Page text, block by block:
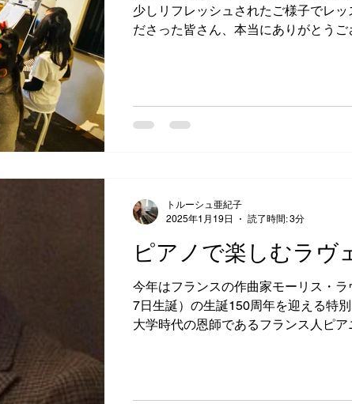
少しリフレッシュされたご様子でレッ
ださった皆さん、本当にありがとう
とがとても嬉しかったです。ピアノ
全員のQOL（生活の質）の向上に、
楽の本質をより深く、豊かに感じ合っ
ています。 さて、教室のピアノにつ
せです。 先月、普段生徒の皆様が弾
ピアノを、専門の方に丸2日間かけて
だきました。 ハンマー、アクション
隅々まで見直し、音色もタッチも見
かに甦りました。 「弾きやすくなっ
がった」と好評をいただいてい
ピアノで楽しむラヴ
今年はフランスの作曲家モーリス・ラ
7日生誕）の生誕150周年を迎える特
大学時代の恩師であるフランス人ピ
トルーシュ亜紀子
2025年1月19日
読了時間: 3分